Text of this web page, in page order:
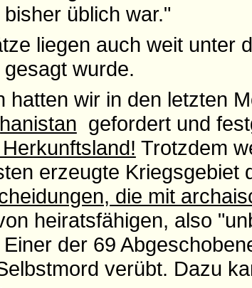
bisher üblich war."
liegen auch weit unter
wurde.
hatten wir in den letzten
gefordert und
Trotzdem
erzeugte Kriegsgebiet
die mit
heiratsfähigen, also
der 69
verübt. Dazu